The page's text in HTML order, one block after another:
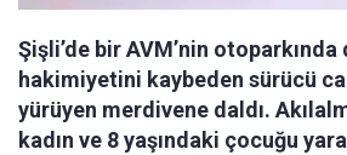
Şişli’de bir AVM’nin
hakimiyetini kaybeden sürücü
yürüyen merdivene daldı.
kadın ve 8 yaşındaki çocuğu